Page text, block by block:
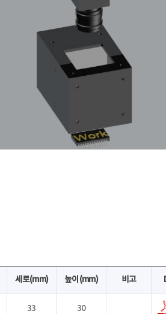
세로(mm) 높이(mm) 비고
33 30